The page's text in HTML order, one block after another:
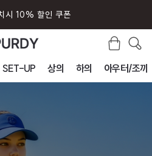
시 10% 할인 쿠폰
SET-UP 상의 하의 아우터/조끼